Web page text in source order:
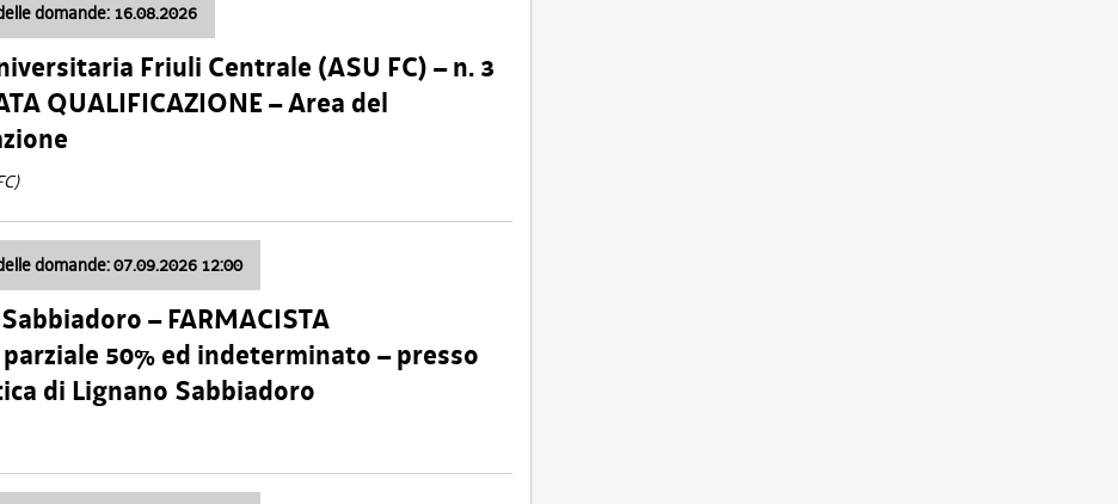
domande: 16.08.2026
Friuli Centrale (ASU FC) – n. 3
QUALIFICAZIONE – Area del
domande: 07.09.2026 12:00
– FARMACISTA
parziale 50% ed indeterminato – presso
di Lignano Sabbiadoro